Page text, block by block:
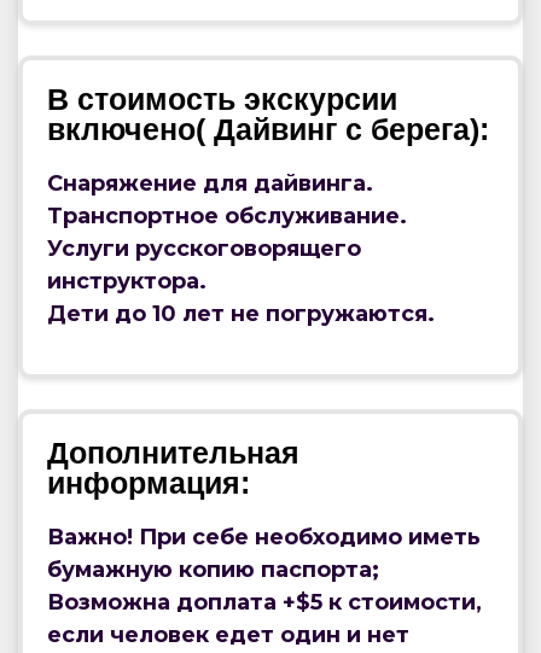
В стоимость экскурсии
включено( Дайвинг с берега):
Снаряжение для дайвинга.
Транспортное обслуживание.
Услуги русскоговорящего
инструктора.
Дети до 10 лет не погружаются.
Дополнительная
информация:
Важно! При себе необходимо иметь
бумажную копию паспорта;
Возможна доплата +$5 к стоимости,
если человек едет один и нет